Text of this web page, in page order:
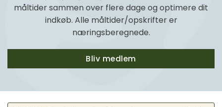
måltider sammen over flere dage og optimere dit
indkøb. Alle måltider/opskrifter er
næringsberegnede.
Bliv medlem